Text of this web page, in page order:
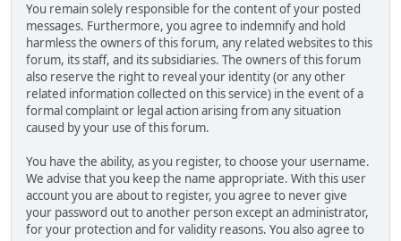
You remain solely responsible for the content of your posted
messages. Furthermore, you agree to indemnify and hold
harmless the owners of this forum, any related websites to this
forum, its staff, and its subsidiaries. The owners of this forum
also reserve the right to reveal your identity (or any other
related information collected on this service) in the event of a
formal complaint or legal action arising from any situation
caused by your use of this forum.
You have the ability, as you register, to choose your username.
We advise that you keep the name appropriate. With this user
account you are about to register, you agree to never give
your password out to another person except an administrator,
for your protection and for validity reasons. You also agree to